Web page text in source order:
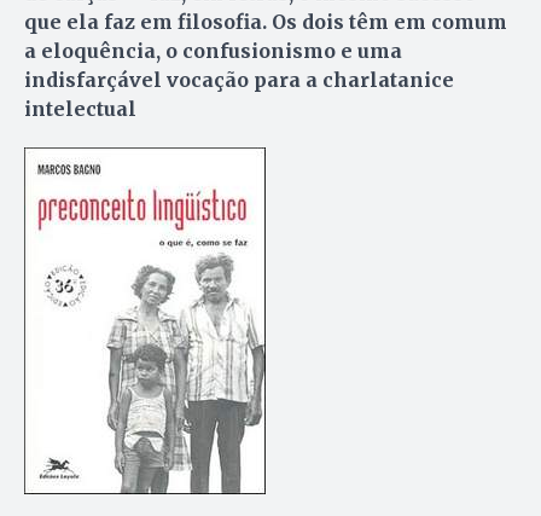
que ela faz em filosofia. Os dois têm em comum
a eloquência, o confusionismo e uma
indisfarçável vocação para a charlatanice
intelectual